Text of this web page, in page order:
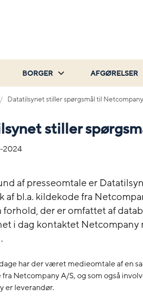
BORGER AFGØRELSER
Datatilsynet stiller spørgsmål til Netcompany
stiller
2024
af presseomtale er
bl.a. kildekode fra
forhold, der er omfattet af
i dag kontaktet Netcompany
har der været medieomtale af en
Netcompany A/S, og som også
er leverandør.